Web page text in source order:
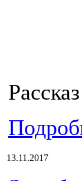
13.11.2017